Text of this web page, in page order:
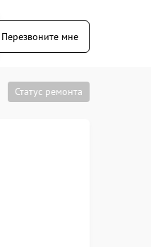
Перезвоните мне
Статус ремонта